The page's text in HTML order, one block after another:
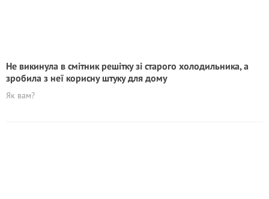
Не викинула в смітник решітку зі старого холодильника, а
зробила з неї корисну штуку для дому
Як вам?